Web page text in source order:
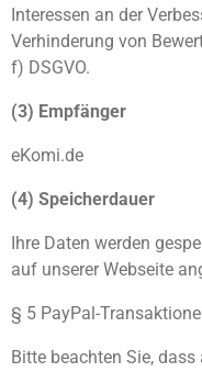
Interessen an der
Verhinderung von
f) DSGVO.
(3) Empfänger
eKomi.de
(4) Speicherdauer
Ihre Daten werden
auf unserer Webseite
§ 5 PayPal-
Bitte beachten Sie,